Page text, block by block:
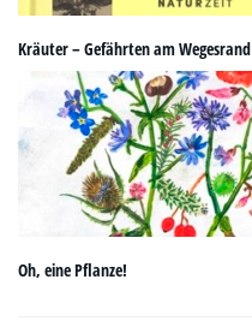
Kräuter – Gefährten am Wegesrand
Oh, eine Pflanze!